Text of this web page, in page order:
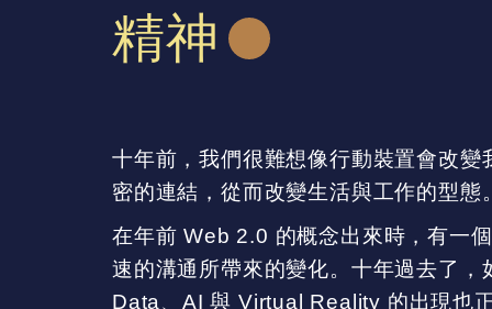
精神
十年前，我們很難想像行動裝置會改
密的連結，從而改變生活與工作的型態
在年前 Web 2.0 的概念出來時，有⼀
速的溝通所帶來的變化。十年過去了
Data、AI 與 Virtual Reality 的出現也